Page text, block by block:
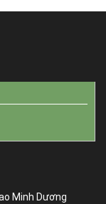
Minh Dương